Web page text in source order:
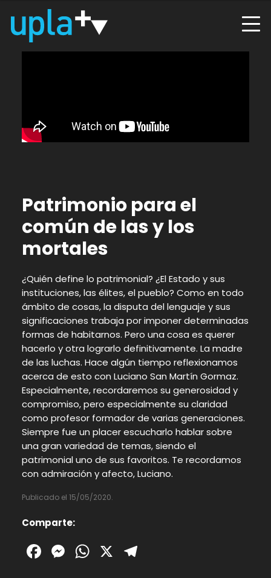
Patrimonio para el
común de las y los
mortales
¿Quién define lo patrimonial? ¿El Estado y sus
instituciones, las élites, el pueblo? Como en todo
ámbito de cosas, la disputa del lenguaje y sus
significaciones trabaja por imponer determinadas
formas de habitarnos. Pero una cosa es querer
hacerlo y otra lograrlo definitivamente. La madre
de las luchas. Hace algún tiempo reflexionamos
acerca de esto con Luciano San Martín Gormaz.
Especialmente, recordaremos su generosidad y
compromiso, pero especialmente su claridad
como profesor formador de varias generaciones.
Siempre fue un placer escucharlo hablar sobre
una gran variedad de temas, siendo el
patrimonial uno de sus favoritos. Te recordamos
con admiración y afecto, Luciano.
Publicado el 15/05/2020.
Comparte:
Facebook
Messenger
WhatsApp
X